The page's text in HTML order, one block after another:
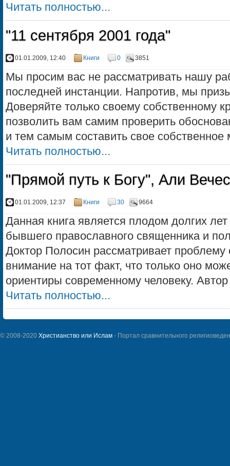
Читать полностью...
"11 сентября 2001 года"
01.01.2009, 12:40 Книги 0 3851
Мы просим вас не рассматривать нашу
последней инстанции. Напротив, мы
Доверяйте только своему собственному
позволить вам самим проверить
и тем самым составить свое
Читать полностью...
"Прямой путь к Богу", Али
01.01.2009, 12:37 Книги 30 9664
Данная книга является плодом долгих
бывшего православного священника и
Доктор Полосин рассматривает
внимание на тот факт, что только оно
ориентиры современному человеку.
Читать полностью...
© 2008-2020 Христианство или Ислам - Портал сравнительного